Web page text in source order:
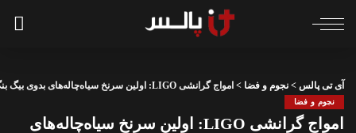
آی تی پالس > نجوم و فضا > امواج گرانشی LIGO: اولین سرنخ سیاه‌چاله‌های بدوی بیگ بنگ (PBH)؟
نجوم و فضا
امواج گرانشی LIGO: اولین سرنخ سیاه‌چاله‌های